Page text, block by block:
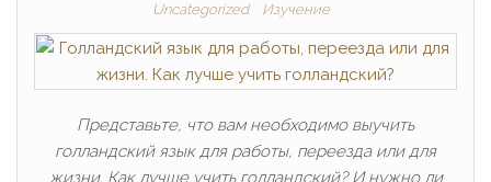
Uncategorized Изучение
Представьте, что вам необходимо выучить
голландский язык для работы, переезда или для
жизни. Как лучше учить голландский? И нужно ли